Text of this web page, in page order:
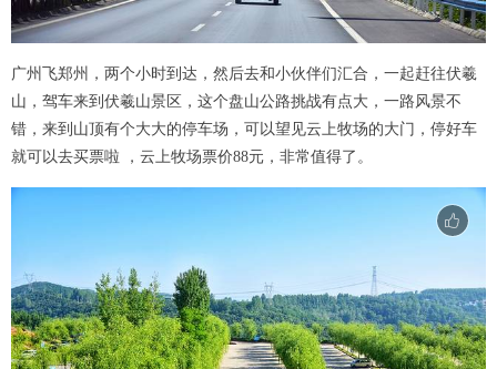
广州飞郑州，两个小时到达，然后去和小伙伴们汇合，一起赶往伏羲
山，驾车来到伏羲山景区，这个盘山公路挑战有点大，一路风景不
错，来到山顶有个大大的停车场，可以望见云上牧场的大门，停好车
就可以去买票啦 ，云上牧场票价88元，非常值得了。